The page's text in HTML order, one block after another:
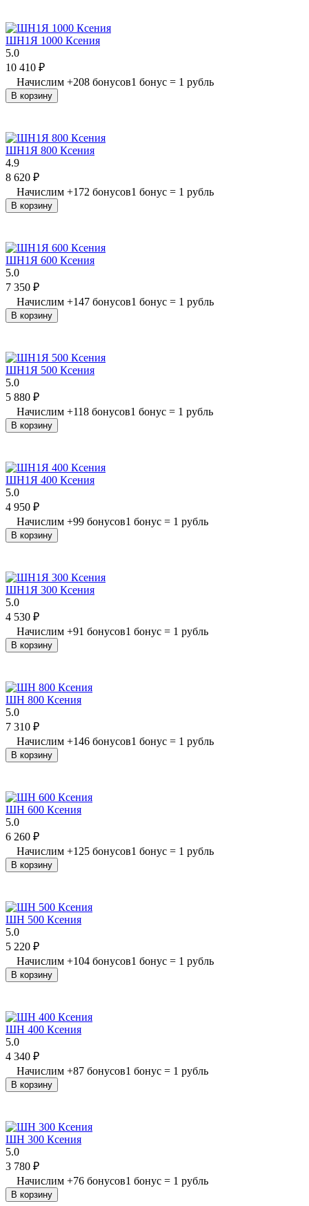
ШН1Я 1000 Ксения
5.0
10 410 ₽
Начислим +208 бонусов1 бонус = 1 рубль
В корзину
ШН1Я 800 Ксения
4.9
8 620 ₽
Начислим +172 бонусов1 бонус = 1 рубль
В корзину
ШН1Я 600 Ксения
5.0
7 350 ₽
Начислим +147 бонусов1 бонус = 1 рубль
В корзину
ШН1Я 500 Ксения
5.0
5 880 ₽
Начислим +118 бонусов1 бонус = 1 рубль
В корзину
ШН1Я 400 Ксения
5.0
4 950 ₽
Начислим +99 бонусов1 бонус = 1 рубль
В корзину
ШН1Я 300 Ксения
5.0
4 530 ₽
Начислим +91 бонусов1 бонус = 1 рубль
В корзину
ШН 800 Ксения
5.0
7 310 ₽
Начислим +146 бонусов1 бонус = 1 рубль
В корзину
ШН 600 Ксения
5.0
6 260 ₽
Начислим +125 бонусов1 бонус = 1 рубль
В корзину
ШН 500 Ксения
5.0
5 220 ₽
Начислим +104 бонусов1 бонус = 1 рубль
В корзину
ШН 400 Ксения
5.0
4 340 ₽
Начислим +87 бонусов1 бонус = 1 рубль
В корзину
ШН 300 Ксения
5.0
3 780 ₽
Начислим +76 бонусов1 бонус = 1 рубль
В корзину